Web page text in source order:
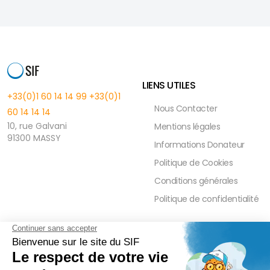
+33(0)1 60 14 14 99 +33(0)1
60 14 14 14
10, rue Galvani
91300 MASSY
LIENS UTILES
Nous Contacter
Mentions légales
Informations Donateur
Politique de Cookies
Conditions générales
Politique de confidentialité
FAQ
Réduction Fiscale
PRESSE ET PARTENAIRE
Contact Presse